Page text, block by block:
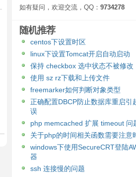
如有疑问，欢迎交流，QQ： 9734278
随机推荐
centos下设置时区
linux下设置Tomcat开启自动启动
保持 checkbox 选中状态不被修改
使用 sz rz下载和上传文件
freemarker如何判断对象类型
正确配置DBCP防止数据库重启引
误
php memcached 扩展 timeout 问
关于php的时间相关函数需要注意
windows下使用SecureCRT登陆
器
ssh 连接慢的问题